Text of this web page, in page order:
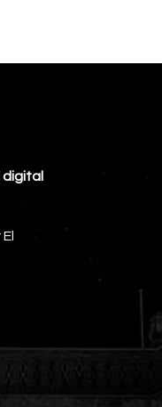
digital